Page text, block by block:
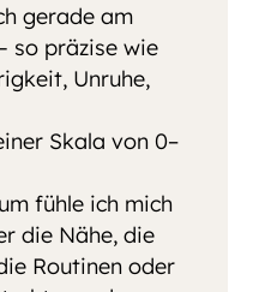
gerade am
so präzise wie
Unruhe,
Skala von 0–
fühle ich mich
die Nähe, die
Routinen oder